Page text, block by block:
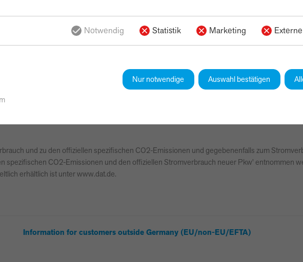
Ja, ich habe dieDatenschutzerklärung zur
einverstanden, dass die von mir angegebenen
gespeichert werden. Meine Daten werden dabei
Bearbeitung und Beantwortung meiner Anfrage
Kontaktformulars erkläre ich mich mit der
und zu den offiziellen spezifischen CO2-Emissionen und gegebenenfalls zum
spezifischen CO2-Emissionen und den offiziellen Stromverbrauch neuer Pkw' entnommen
erhältlich ist unter www.dat.de.
Information for customers outside Germany (EU/non-EU/EFTA)
Notwendig Statistik Marketing
Nur notwendige Auswahl bestätigen